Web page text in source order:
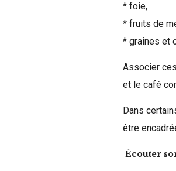
* foie,
* fruits de
* graines et
Associer
et le café
Dans
être
Écouter